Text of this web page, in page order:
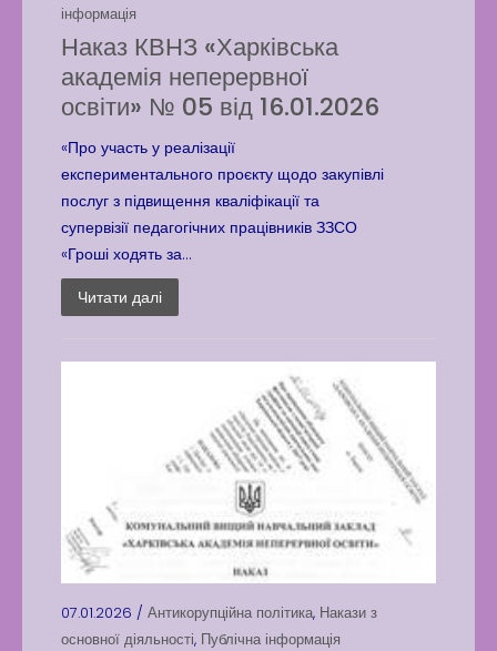
інформація
Наказ КВНЗ «Харківська
академія неперервної
освіти» № 05 від 16.01.2026
«Про участь у реалізації
експериментального проєкту щодо закупівлі
послуг з підвищення кваліфікації та
супервізії педагогічних працівників ЗЗСО
«Гроші ходять за...
Читати далі
07.01.2026 / Антикорупційна політика, Накази з
основної діяльності, Публічна інформація